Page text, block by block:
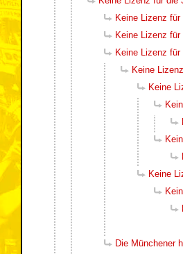
Keine Lizenz
Keine Lizenz
Keine Lizenz
Keine
Keine
Keine
Die Münchener